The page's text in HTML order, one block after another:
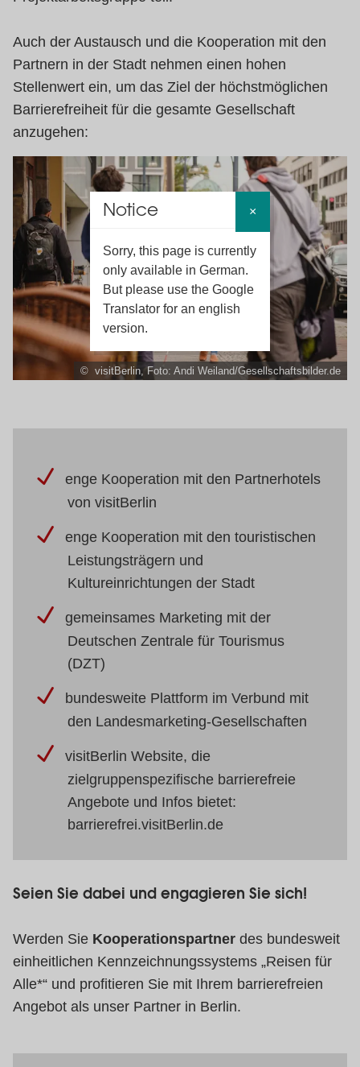
Notice
Sorry, this page is currently
only available in German.
But please use the Google
Translator for an english
version.
×
© visitBerlin, Foto: Andi Weiland/Gesellschaftsbilder.de
Auch der Austausch und die Kooperation mit den
Partnern in der Stadt nehmen einen hohen
Stellenwert ein, um das Ziel der höchstmöglichen
Barrierefreiheit für die gesamte Gesellschaft
anzugehen:
enge Kooperation mit den Partnerhotels
von visitBerlin
enge Kooperation mit den touristischen
Leistungsträgern und
Kultureinrichtungen der Stadt
gemeinsames Marketing mit der
Deutschen Zentrale für Tourismus
(DZT)
bundesweite Plattform im Verbund mit
den Landesmarketing-Gesellschaften
visitBerlin Website, die
zielgruppenspezifische barrierefreie
Angebote und Infos bietet:
barrierefrei.visitBerlin.de
Seien Sie dabei und engagieren Sie sich!
Werden Sie Kooperationspartner des bundesweit
einheitlichen Kennzeichnungssystems „Reisen für
Alle*“ und profitieren Sie mit Ihrem barrierefreien
Angebot als unser Partner in Berlin.